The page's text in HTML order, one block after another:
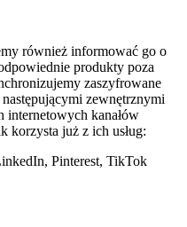
również informować go o
produkty poza
zaszyfrowane
zewnętrznymi
internetowych kanałów
korzysta już z ich usług:
Pinterest, TikTok